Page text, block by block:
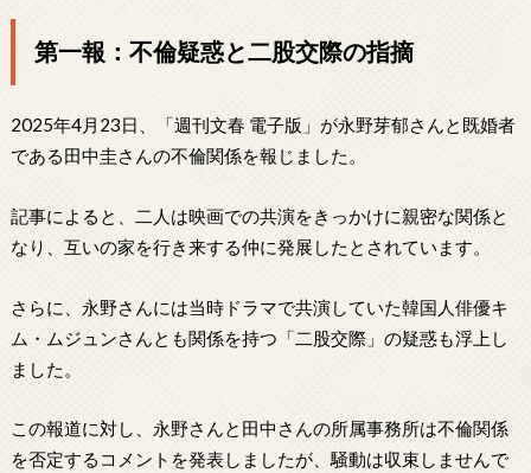
第一報：不倫疑惑と二股交際の指摘
2025年4月23日、「週刊文春 電子版」が永野芽郁さんと既婚者
である田中圭さんの不倫関係を報じました。
記事によると、二人は映画での共演をきっかけに親密な関係と
なり、互いの家を行き来する仲に発展したとされています。
さらに、永野さんには当時ドラマで共演していた韓国人俳優キ
ム・ムジュンさんとも関係を持つ「二股交際」の疑惑も浮上し
ました。
この報道に対し、永野さんと田中さんの所属事務所は不倫関係
を否定するコメントを発表しましたが、騒動は収束しませんで